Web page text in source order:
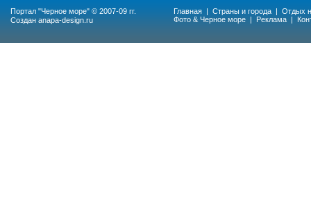
Портал "Черное море" © 2007-09 гг.
Создан anapa-design.ru
Главная | Страны и города | Отдых
Фото & Черное море | Реклама |